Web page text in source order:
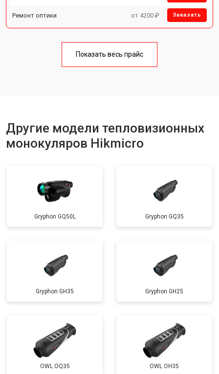
Ремонт оптики от 4200 ₽ Заказать
Показать весь прайс
Другие модели тепловизионных
монокуляров Hikmicro
Gryphon GQ50L Gryphon GQ35
Gryphon GH35 Gryphon GH25
OWL OQ35 OWL OH35